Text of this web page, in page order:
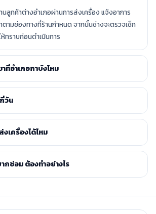
นลูกค้าต่างอำเภอผ่านการส่งเครื่อง แจ้งอาการ
ามช่องทางที่ร้านกำหนด จากนั้นช่างจะตรวจเช็ก
ทราบก่อนดำเนินการ
ที่อำเภอกาบังไหม
วัน
งเครื่องได้ไหม
กซ่อม ต้องทำอย่างไร